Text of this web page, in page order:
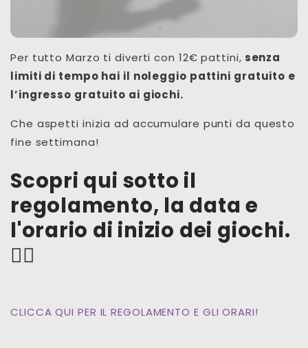
Per tutto Marzo ti diverti con 12€ pattini, senza
limiti di tempo hai il noleggio pattini gratuito e
l’ingresso gratuito ai giochi.
Che aspetti inizia ad accumulare punti da questo
fine settimana!
Scopri qui sotto il
regolamento, la data e
l'orario di inizio dei giochi.
👇🏻
CLICCA QUI PER IL REGOLAMENTO E GLI ORARI!